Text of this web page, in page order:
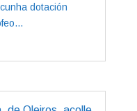
dotación